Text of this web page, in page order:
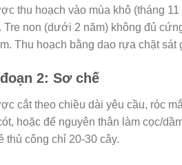
thu hoạch vào mùa khô (tháng
Tre non (dưới 2 năm) không đủ
Thu hoạch bằng dao rựa chặt
2: Sơ chế
cắt theo chiều dài yêu cầu, róc
hoặc để nguyên thân làm cọc/
thủ công chỉ 20-30 cây.